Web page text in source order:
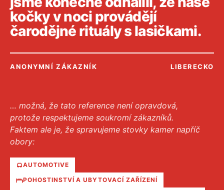
kočky v noci provádějí
čarodějné rituály s lasičkami.
ANONYMNÍ ZÁKAZNÍK LIBERECKO
… možná, že tato reference není opravdová,
protože respektujeme soukromí zákazníků.
Faktem ale je, že spravujeme stovky kamer napříč
obory:
AUTOMOTIVE
POHOSTINSTVÍ A UBYTOVACÍ ZAŘÍZENÍ